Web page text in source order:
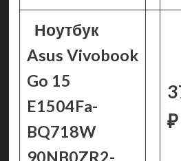
Ноутбук
Asus Vivobook
Go 15
E1504Fa-
BQ718W
90NB0ZR2-
₽